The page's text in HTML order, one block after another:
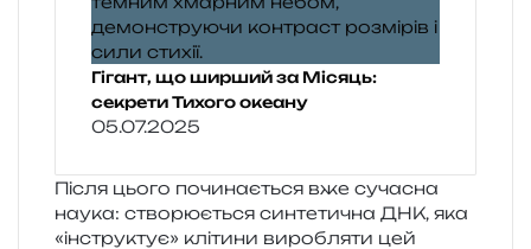
Гігант, що ширший за Місяць:
секрети Тихого океану
05.07.2025
Після цього почи­на­є­ться вже суча­сна
наука: ство­рю­є­ться син­те­ти­чна ДНК, яка
«інстру­ктує» клі­ти­ни виро­бля­ти цей